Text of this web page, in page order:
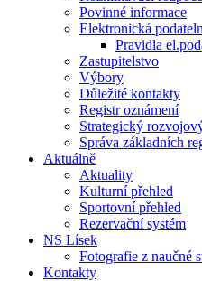
Povinné informace
Elektronická
Pravidla
Zastupitelstvo
Výbory
Důležité kontakty
Registr oznámení
Strategický
Správa základních
Aktuálně
Aktuality
Kulturní přehled
Sportovní přehled
Rezervační systém
NS Lísek
Fotografie z naučné
Kontakty